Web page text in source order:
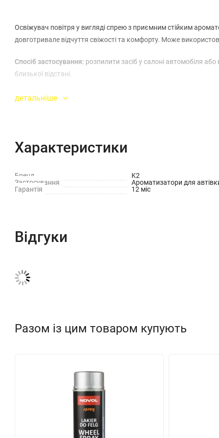
Освіжувач повітря у вигляді спрею з приємним стійким
довготривале відчуття свіжості та комфорту. Може
Спосіб застосування: розпилити засіб у салоні автомобіля
близької відстані.
детальніше
Характеристики
Бренд
K2
Застосування
Ароматизатори для
Гарантія
12 міс
Відгуки
Разом із цим товаром купують